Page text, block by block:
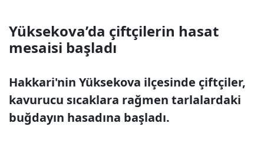
Yüksekova’da çiftçilerin hasat
mesaisi başladı
Hakkari'nin Yüksekova ilçesinde çiftçiler,
kavurucu sıcaklara rağmen tarlalardaki
buğdayın hasadına başladı.